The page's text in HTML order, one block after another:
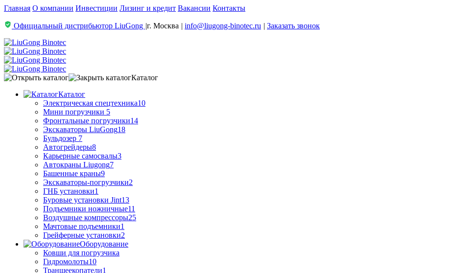
Главная О компании Инвестиции Лизинг и кредит Вакансии Контакты
Официальный дистрибьютор LiuGong |г. Москва | info@liugong-binotec.ru | Заказать звонок
Каталог
Каталог
Электрическая спецтехника10
Мини погрузчики 5
Фронтальные погрузчики14
Экскаваторы LiuGong18
Бульдозер 7
Автогрейдеры8
Карьерные самосвалы3
Автокраны Liugong7
Башенные краны9
Экскаваторы-погрузчики2
ГНБ установки1
Буровые установки Jint13
Подъемники ножничные11
Воздушные компрессоры25
Мачтовые подъемники1
Грейферные установки2
Оборудование
Ковши для погрузчика
Гидромолоты10
Траншеекопатели1